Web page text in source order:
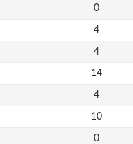
0
4
4
14
4
10
0